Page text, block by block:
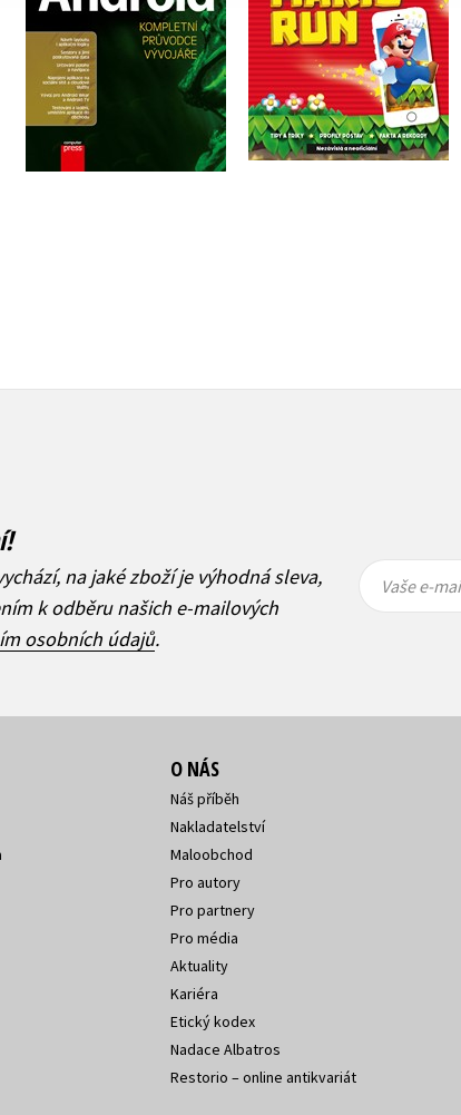
Do košíku
59 Kč
47 Kč
na jaké zboží je výhodná sleva,
k odběru našich e-mailových
osobních údajů.
mailová
mailová
Vaše e-
O NÁS
Náš příběh
Nakladatelství
Maloobchod
Pro autory
Pro partnery
Pro média
Aktuality
Kariéra
Etický kodex
Nadace Albatros
Restorio – online antikvariát